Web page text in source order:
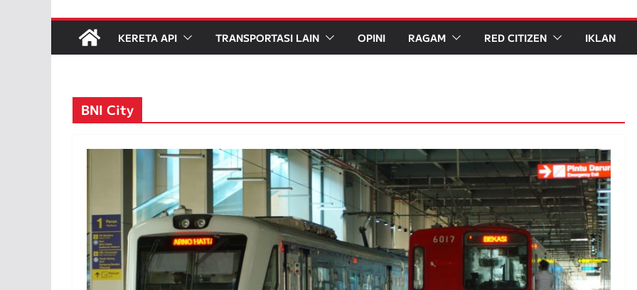
KERETA API TRANSPORTASI LAIN OPINI RAGAM RED CITIZEN IKLAN
BNI City